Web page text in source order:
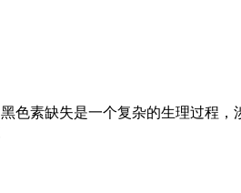
色素缺失是一个复杂的生理过程